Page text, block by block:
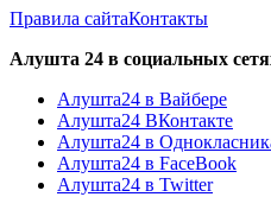
Правила сайтаКонтакты
Алушта 24 в социальных
Алушта24 в Вайбере
Алушта24 ВКонтакте
Алушта24 в
Алушта24 в FaceBook
Алушта24 в Twitter